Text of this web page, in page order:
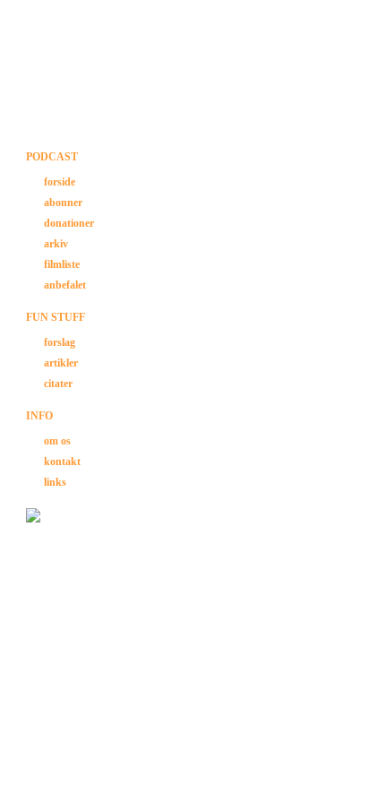
PODCAST
forside
abonner
donationer
arkiv
filmliste
anbefalet
FUN STUFF
forslag
artikler
citater
INFO
om os
kontakt
links